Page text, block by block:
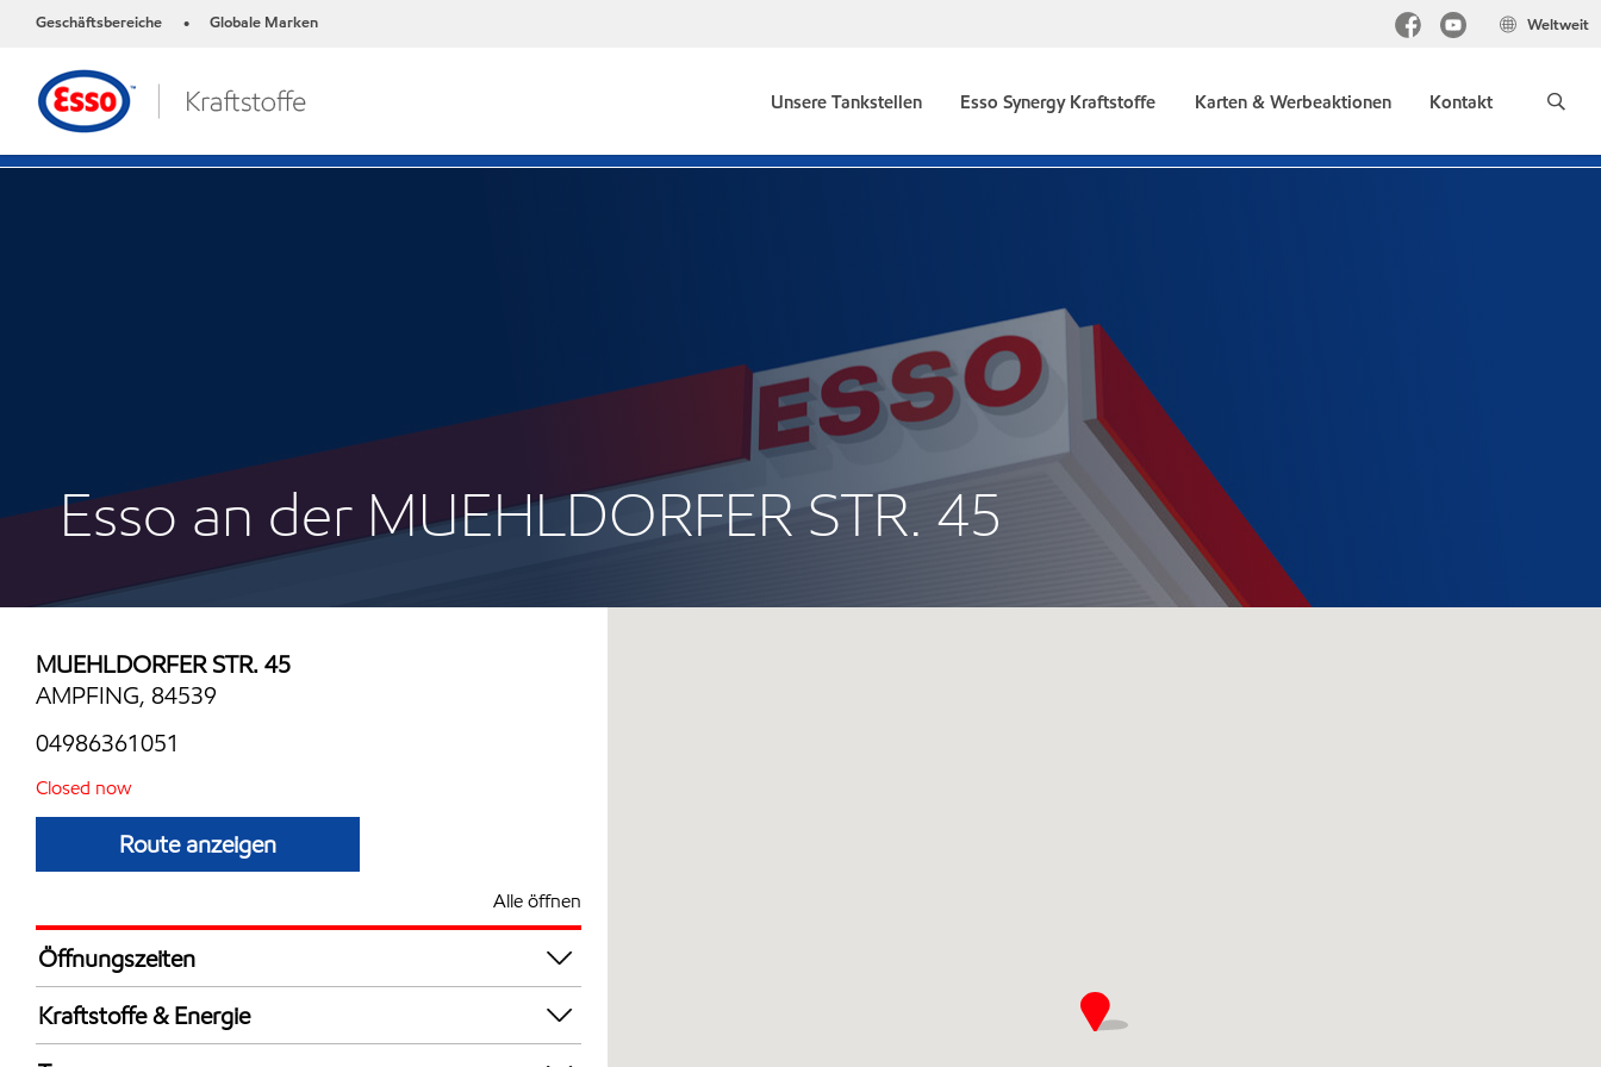
Geschäftsbereiche • Globale Marken Weltweit
Unsere Tankstellen Esso Synergy Kraftstoffe Karten & Werbeaktionen Kontakt
Esso an der MUEHLDORFER STR. 45
MUEHLDORFER STR. 45
AMPFING, 84539
04986361051
Closed now
Route anzeigen
Alle öffnen
Öffnungszeiten
Mon
Die
Kraftstoffe & Energie
Synergy Supreme+ Bleifrei 98